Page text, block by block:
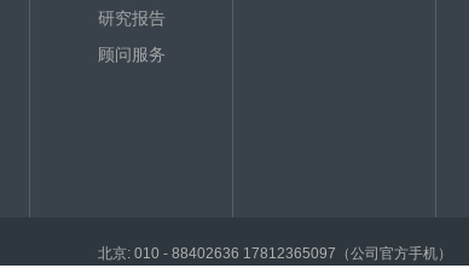
研究报告
顾问服务
北京: 010 - 88402636 17812365097（公司官方手机）